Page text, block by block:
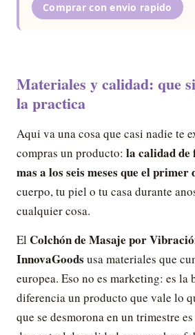
Comprar con envio rapido
Materiales y calidad: que
la practica
Aqui va una cosa que casi nadie te
compras un producto: la calidad de
mas a los seis meses que el primer
cuerpo, tu piel o tu casa durante
cualquier cosa.
El Colchón de Masaje por
InnovaGoods usa materiales que
europea. Eso no es marketing: es la
diferencia un producto que vale lo
que se desmorona en un trimestre